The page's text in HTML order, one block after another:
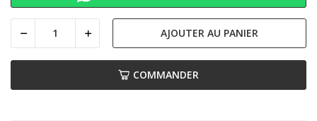
AJOUTER AU PANIER
COMMANDER